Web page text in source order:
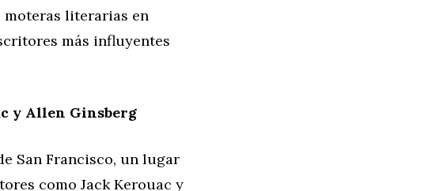
moteras literarias en
más influyentes
y Allen Ginsberg
San Francisco, un lugar
como Jack Kerouac y